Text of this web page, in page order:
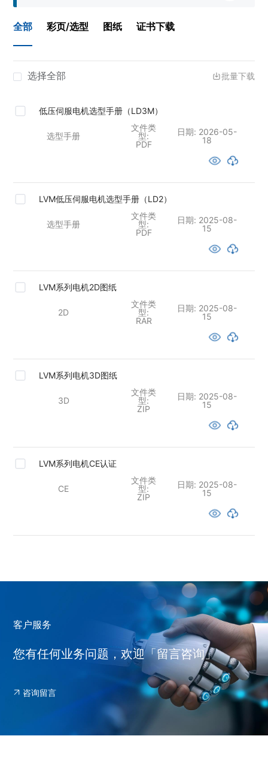
全部 彩页/选型 图纸 证书下载
选择全部 批量下载
低压伺服电机选型手册（LD3M）
选型手册
文件类
型:
PDF
日期: 2026-05-
18
LVM低压伺服电机选型手册（LD2）
选型手册
文件类
型:
PDF
日期: 2025-08-
15
LVM系列电机2D图纸
2D
文件类
型:
RAR
日期: 2025-08-
15
LVM系列电机3D图纸
3D
文件类
型:
ZIP
日期: 2025-08-
15
LVM系列电机CE认证
CE
文件类
型:
ZIP
日期: 2025-08-
15
客户服务
您有任何业务问题，欢迎「留言咨询」
咨询留言